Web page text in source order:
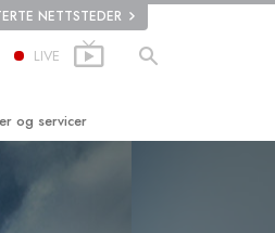
NETTSTEDER
LIVE
og servicer